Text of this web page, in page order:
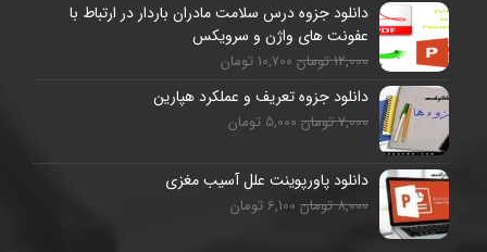
دانلود جزوه درس سلامت مادران باردار در ارتباط با
عفونت های واژن و سرویکس
12,000 تومان 10,700 تومان
دانلود جزوه تعریف و عملکرد هپارین
7,000 تومان 5,000 تومان
دانلود پاورپوینت علل آسیب مغزی
8,000 تومان 6,100 تومان